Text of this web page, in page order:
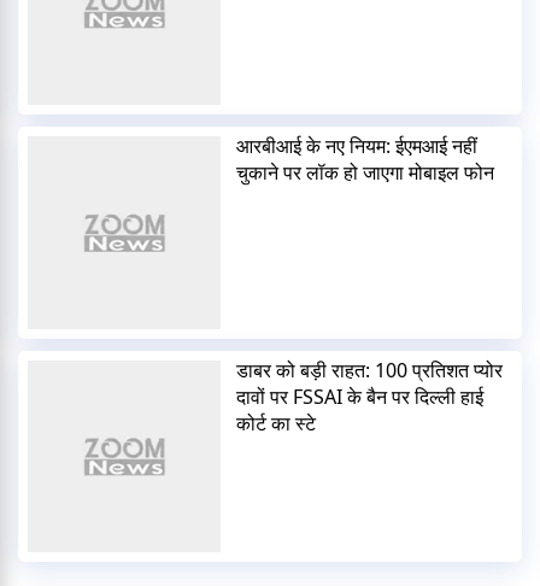
आरबीआई के नए नियम: ईएमआई नहीं
चुकाने पर लॉक हो जाएगा मोबाइल फोन
डाबर को बड़ी राहत: 100 प्रतिशत प्योर
दावों पर FSSAI के बैन पर दिल्ली हाई
कोर्ट का स्टे